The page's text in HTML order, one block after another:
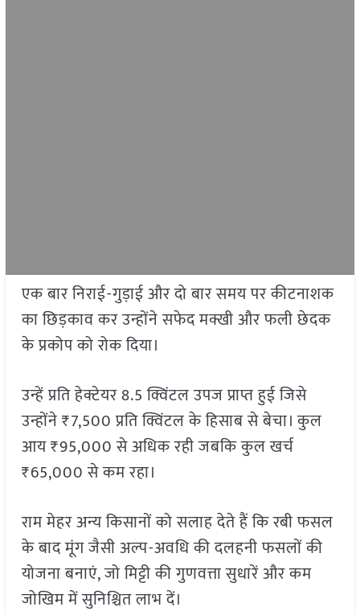
एक बार निराई-गुड़ाई और दो बार समय पर कीटनाशक
का छिड़काव कर उन्होंने सफेद मक्खी और फली छेदक
के प्रकोप को रोक दिया।
उन्हें प्रति हेक्टेयर 8.5 क्विंटल उपज प्राप्त हुई जिसे
उन्होंने ₹7,500 प्रति क्विंटल के हिसाब से बेचा। कुल
आय ₹95,000 से अधिक रही जबकि कुल खर्च
₹65,000 से कम रहा।
राम मेहर अन्य किसानों को सलाह देते हैं कि रबी फसल
के बाद मूंग जैसी अल्प-अवधि की दलहनी फसलों की
योजना बनाएं, जो मिट्टी की गुणवत्ता सुधारें और कम
जोखिम में सुनिश्चित लाभ दें।